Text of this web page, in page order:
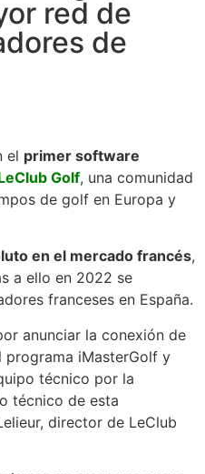
red de
de
el primer software
Golf, una comunidad
de golf en Europa y
en el mercado francés,
a ello en 2022 se
franceses en España.
anunciar la conexión de
programa iMasterGolf y
técnico por la
técnico de esta
director de LeClub